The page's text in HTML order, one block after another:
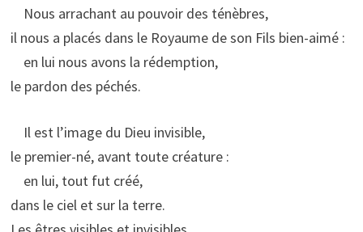
Nous arrachant au pouvoir des ténèbres,
il nous a placés dans le Royaume de son Fils bien-aimé :
en lui nous avons la rédemption,
le pardon des péchés.
Il est l’image du Dieu invisible,
le premier-né, avant toute créature :
en lui, tout fut créé,
dans le ciel et sur la terre.